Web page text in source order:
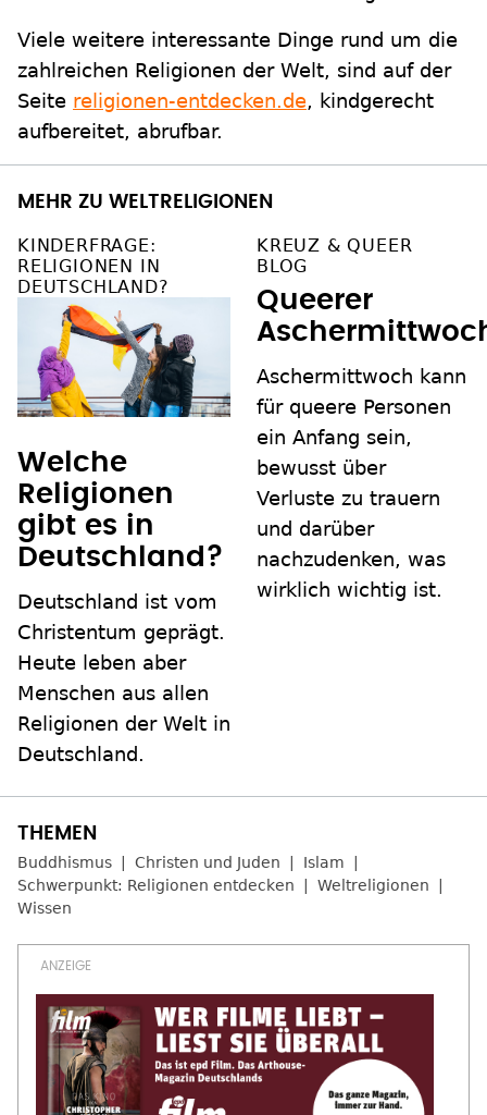
Viele weitere interessante Dinge rund um die
zahlreichen Religionen der Welt, sind auf der
Seite religionen-entdecken.de, kindgerecht
aufbereitet, abrufbar.
MEHR ZU WELTRELIGIONEN
KINDERFRAGE:
RELIGIONEN IN
DEUTSCHLAND?
Welche
Religionen
gibt es in
Deutschland?
Deutschland ist vom
Christentum geprägt.
Heute leben aber
Menschen aus allen
Religionen der Welt in
Deutschland.
KREUZ & QUEER
BLOG
Queerer
Aschermittwoch kann
für queere Personen
ein Anfang sein,
bewusst über
Verluste zu trauern
und darüber
nachzudenken, was
wirklich wichtig ist.
Buddhismus Christen und Juden
Islam
Schwerpunkt: Religionen entdecken
Weltreligionen
Wissen